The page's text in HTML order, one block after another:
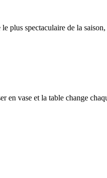
plus spectaculaire de la
en vase et la table change